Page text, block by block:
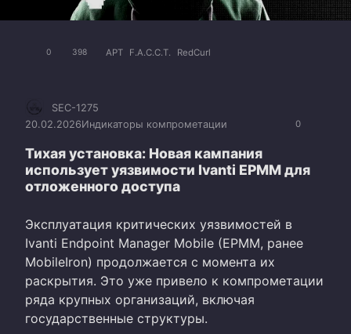
0 398 APT F.A.C.C.T. RedCurl
0
SEC-1275
20.02.2026Индикаторы компрометации
Тихая установка: Новая кампания
использует уязвимости Ivanti EPMM для
отложенного доступа
Эксплуатация критических уязвимостей в
Ivanti Endpoint Manager Mobile (EPMM, ранее
MobileIron) продолжается с момента их
раскрытия. Это уже привело к компрометации
ряда крупных организаций, включая
государственные структуры.